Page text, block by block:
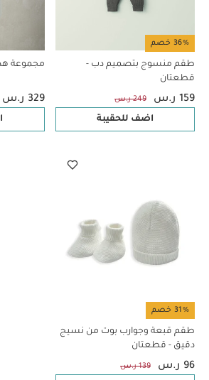
36% خصم
طقم منسوج بتصميم دب -
قطعتان
159 ر.س 249 ر.س
اضف للحقيبة
مجموعة
329 ر.س
31% خصم
طقم قبعة وجوارب بوت من نسيج
دقيق - قطعتان
96 ر.س 139 ر.س